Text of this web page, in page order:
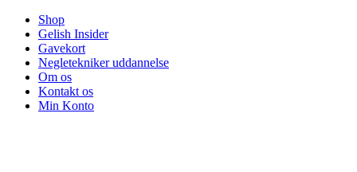
Shop
Gelish Insider
Gavekort
Negletekniker uddannelse
Om os
Kontakt os
Min Konto